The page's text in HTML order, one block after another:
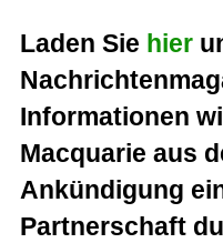
Laden Sie hier
Informationen
Macquarie aus
Ankündigung
Partnerschaft